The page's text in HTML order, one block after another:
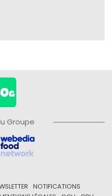
Groupe
NOTIFICATIONS